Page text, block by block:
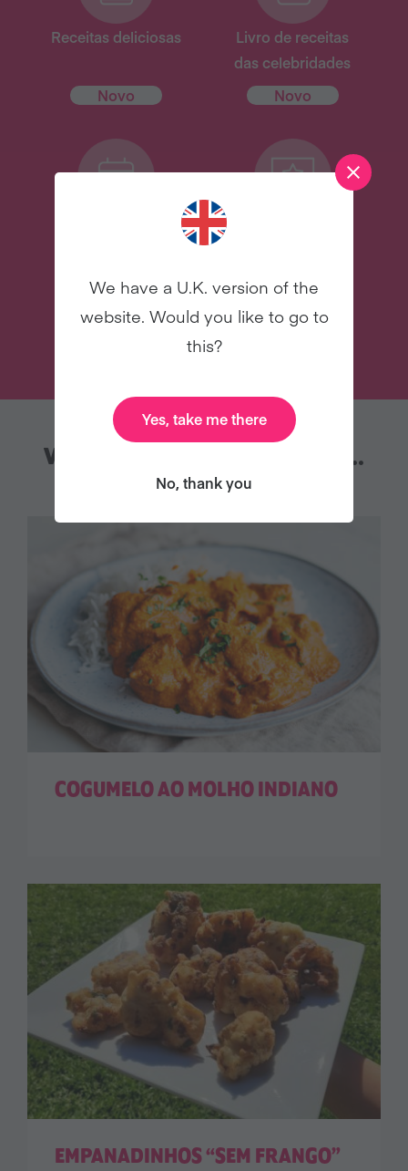
Receitas deliciosas
Novo
Livro de receitas
das celebridades
Novo
INSCREVA-SE
VOCÊ TAMBÉM PODE GOSTAR...
COGUMELO AO MOLHO INDIANO
EMPANADINHOS “SEM FRANGO”
We have a U.K. version of the
website. Would you like to go to
this?
Yes, take me there
No, thank you